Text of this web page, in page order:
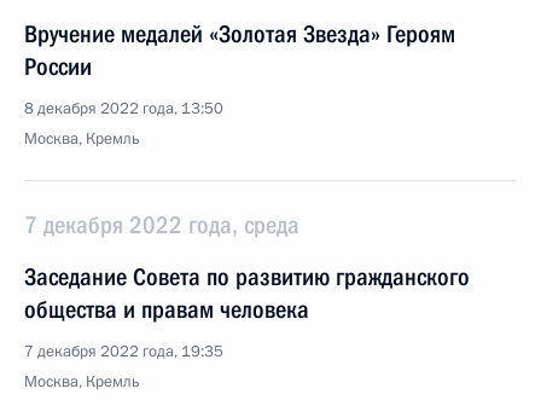
Вручение медалей «Золотая Звезда» Героям
России
8 декабря 2022 года, 13:50
Москва, Кремль
7 декабря 2022 года, среда
Заседание Совета по развитию гражданского
общества и правам человека
7 декабря 2022 года, 19:35
Москва, Кремль